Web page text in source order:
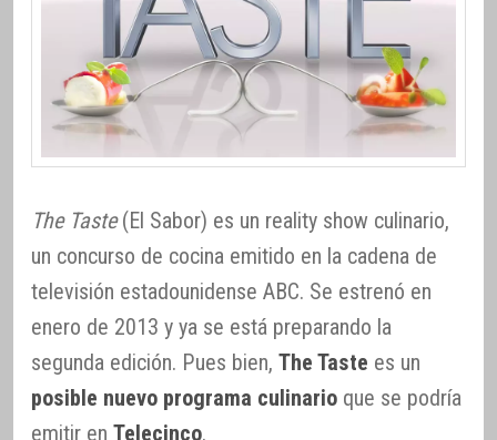
The Taste(El Sabor) es un reality show culinario,
un concurso de cocina emitido en la cadena de
televisión estadounidense ABC. Se estrenó en
enero de 2013 y ya se está preparando la
segunda edición. Pues bien, The Taste es un
posible nuevo programa culinario que se podría
emitir en Telecinco.